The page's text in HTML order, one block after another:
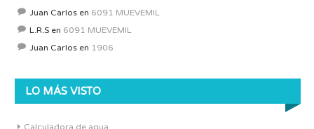
Juan Carlos en 6091 MUEVEMIL
L.R.S en 6091 MUEVEMIL
Juan Carlos en 1906
LO MÁS VISTO
Calculadora de agua